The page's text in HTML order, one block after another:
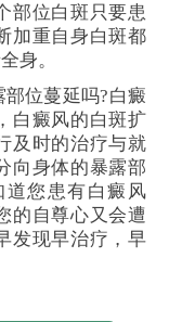
部位白斑只要患
加重自身白斑都
身。
位蔓延吗?白癜
白癜风的白斑扩
及时的治疗与就
向身体的暴露部
您患有白癜风
的自尊心又会遭
发现早治疗，早